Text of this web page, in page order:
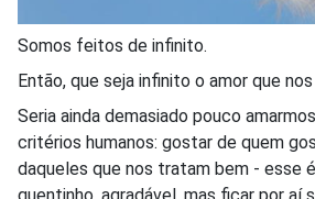
Somos feitos de infinito.
Então, que seja infinito o amor que nos
Seria ainda demasiado pouco
critérios humanos: gostar de quem
daqueles que nos tratam bem - esse